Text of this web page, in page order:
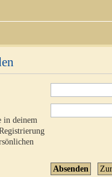
in deinem